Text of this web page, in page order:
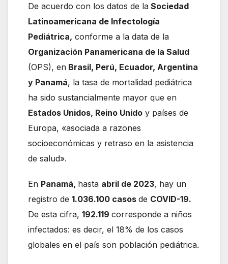
De acuerdo con los datos de la Sociedad
Latinoamericana de Infectología
Pediátrica, conforme a la data de la
Organización Panamericana de la Salud
(OPS), en Brasil, Perú, Ecuador, Argentina
y Panamá, la tasa de mortalidad pediátrica
ha sido sustancialmente mayor que en
Estados Unidos, Reino Unido y países de
Europa, «asociada a razones
socioeconómicas y retraso en la asistencia
de salud».
En Panamá, hasta abril de 2023, hay un
registro de 1.036.100 casos de COVID-19.
De esta cifra, 192.119 corresponde a niños
infectados: es decir, el 18% de los casos
globales en el país son población pediátrica.